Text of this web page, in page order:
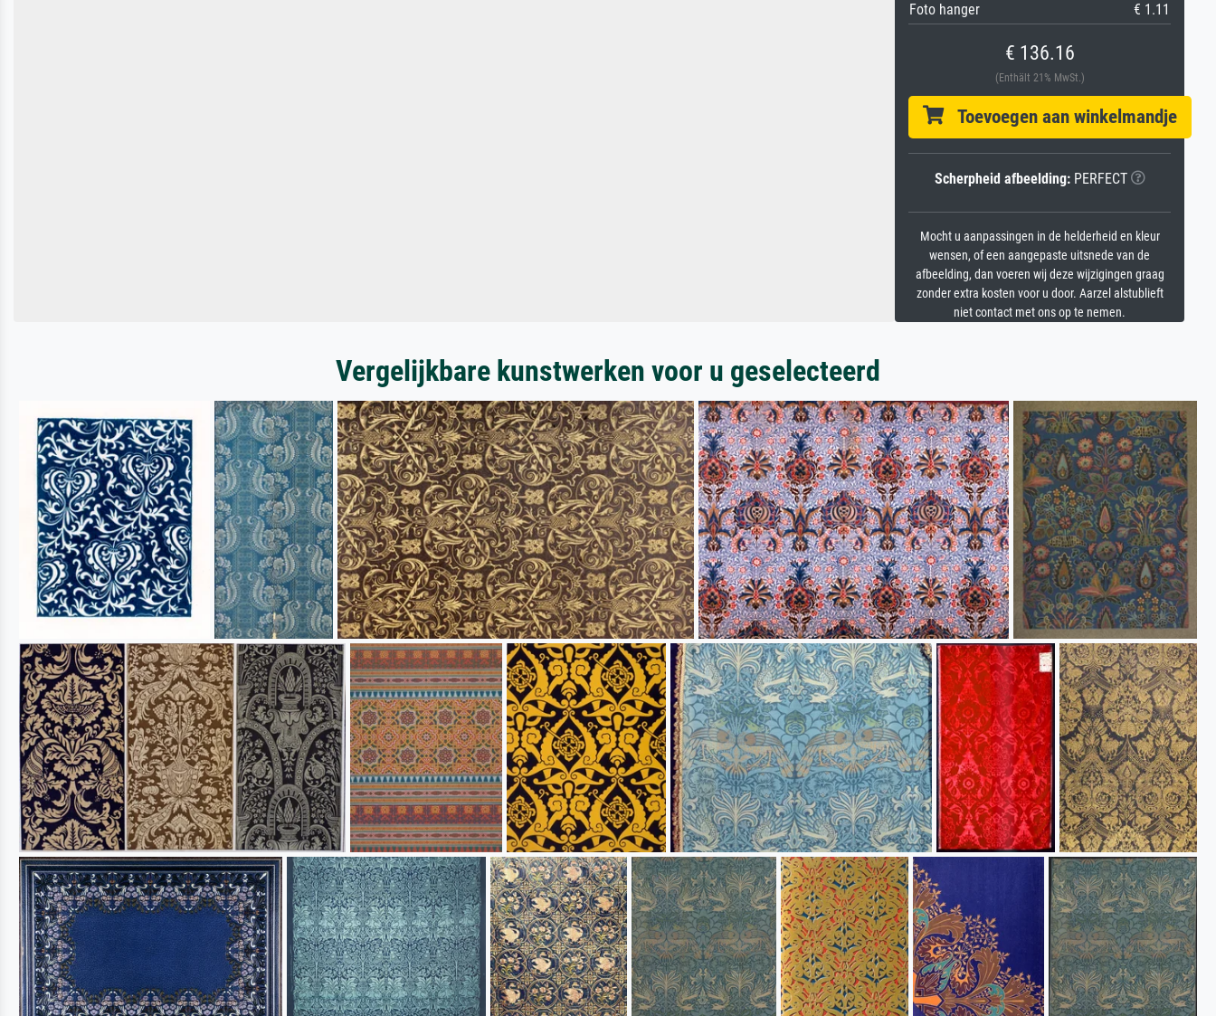
Foto hanger
€ 1.11
€ 136.16
(Enthält 21% MwSt.)
Toevoegen aan winkelmandje
Scherpheid afbeelding:PERFECT
Mocht u aanpassingen in de helderheid en kleur
wensen, of een aangepaste uitsnede van de
afbeelding, dan voeren wij deze wijzigingen graag
zonder extra kosten voor u door. Aarzel alstublieft
niet contact met ons op te nemen.
Vergelijkbare kunstwerken voor u geselecteerd